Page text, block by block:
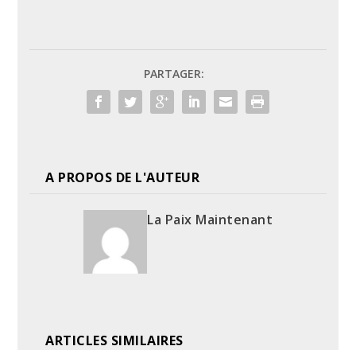
PARTAGER:
A PROPOS DE L'AUTEUR
La Paix Maintenant
ARTICLES SIMILAIRES